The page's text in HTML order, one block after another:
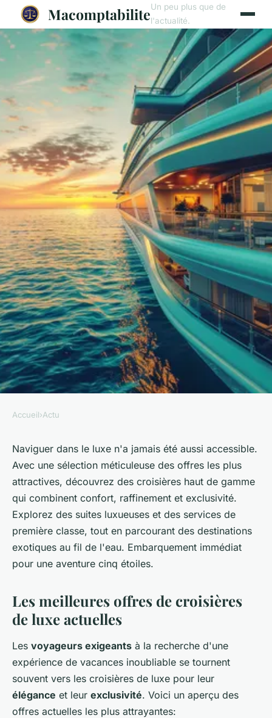
MacomptabiliteUn peu plus que de
l'actualité.
Découvrez les meilleures
offres de croisière de luxe
Laura•17 mai 2024•2 min de lecture
Accueil›Actu
Naviguer dans le luxe n'a jamais été aussi accessible.
Avec une sélection méticuleuse des offres les plus
attractives, découvrez des croisières haut de gamme
qui combinent confort, raffinement et exclusivité.
Explorez des suites luxueuses et des services de
première classe, tout en parcourant des destinations
exotiques au fil de l'eau. Embarquement immédiat
pour une aventure cinq étoiles.
Les meilleures offres de croisières
de luxe actuelles
Les voyageurs exigeants à la recherche d'une
expérience de vacances inoubliable se tournent
souvent vers les croisières de luxe pour leur
élégance et leur exclusivité. Voici un aperçu des
offres actuelles les plus attrayantes: